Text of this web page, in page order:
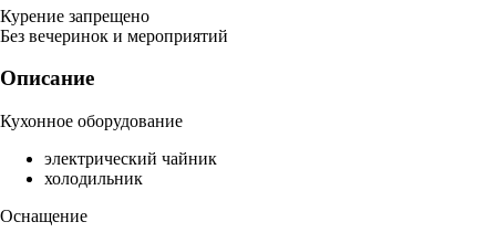
Курение запрещено
Без вечеринок и мероприятий
Описание
Кухонное оборудование
электрический чайник
холодильник
Оснащение